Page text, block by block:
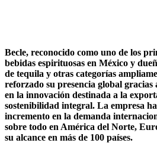
Becle, reconocido como uno de los
bebidas espirituosas en México y
de tequila y otras categorías
reforzado su presencia global gracias
en la innovación destinada a la
sostenibilidad integral. La empresa
incremento en la demanda
sobre todo en América del Norte,
su alcance en más de 100 países.